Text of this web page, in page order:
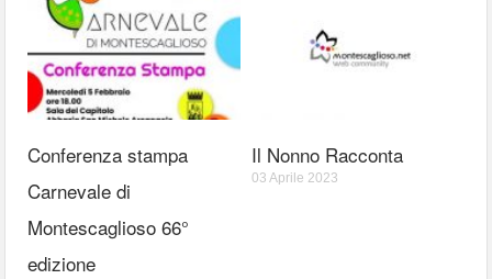
Conferenza stampa
Carnevale di
Montescaglioso 66°
edizione
Il Nonno Racconta
03 Aprile 2023